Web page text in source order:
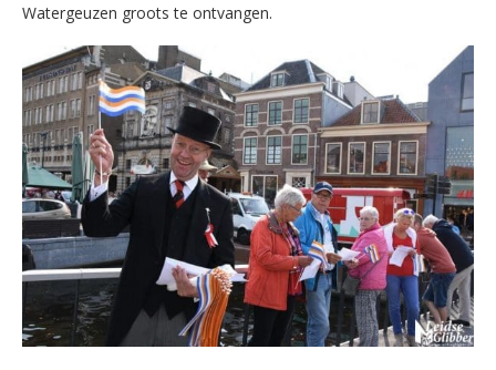
Watergeuzen groots te ontvangen.